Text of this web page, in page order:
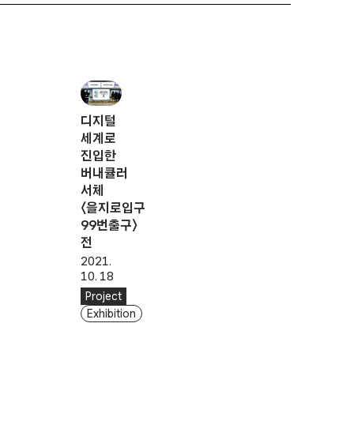
디지털
세계로
진입한
버내큘러
서체
〈을지로입구
99번출구〉
전
2021.
10. 18
Project
Exhibition